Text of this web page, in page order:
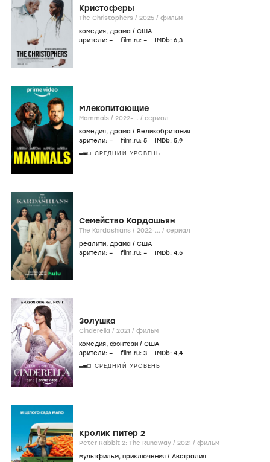
Кристоферы
The Christophers / 2025 / фильм
комедия, драма / США
зрители: – film.ru: – IMDb: 6,3
Млекопитающие
Mammals / 2022-... / сериал
комедия, драма / Великобритания
зрители: – film.ru: 5 IMDb: 5,9
СРЕДНИЙ УРОВЕНЬ
Семейство Кардашьян
The Kardashians / 2022-... / сериал
реалити, драма / США
зрители: – film.ru: – IMDb: 4,5
Золушка
Cinderella / 2021 / фильм
комедия, фэнтези / США
зрители: – film.ru: 3 IMDb: 4,4
СРЕДНИЙ УРОВЕНЬ
Кролик Питер 2
Peter Rabbit 2: The Runaway / 2021 / фильм
мультфильм, приключения / Австралия